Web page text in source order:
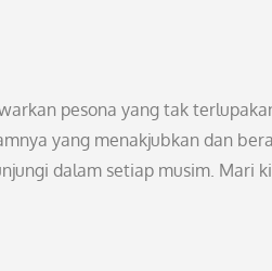
pesona yang tak
yang menakjubkan dan
dalam setiap musim. Mari